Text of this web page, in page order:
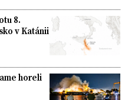
8.
v Katánii
horeli